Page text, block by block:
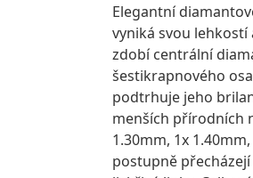
Elegantní
vyniká svou
zdobí centrální
šestikrapnového
podtrhuje jeho
menších přírodních
1.30mm, 1x
postupně